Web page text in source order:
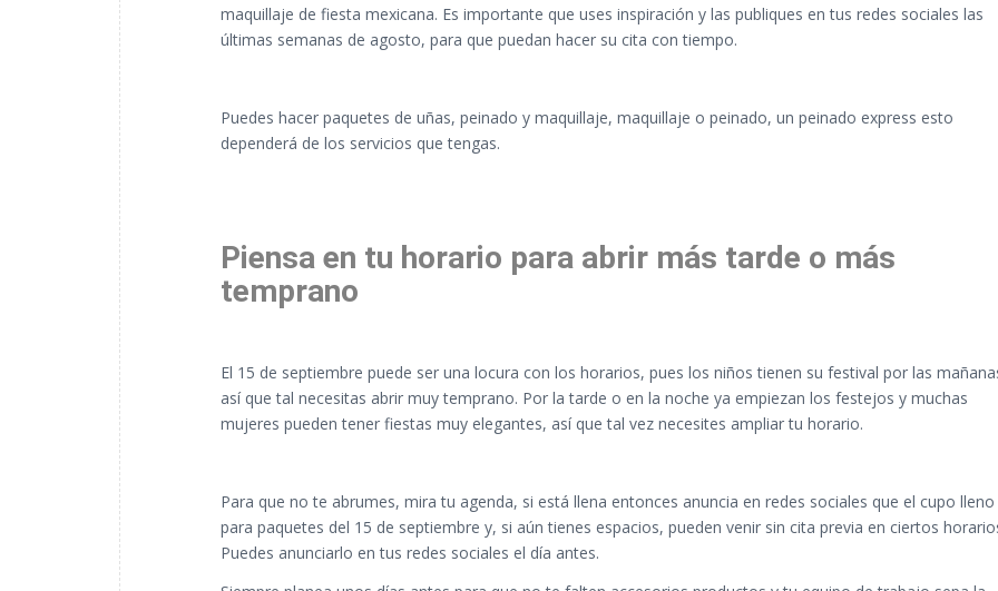
maquillaje de fiesta mexicana. Es importante que uses inspiración y las publiques en tus redes sociales las
últimas semanas de agosto, para que puedan hacer su cita con tiempo.
Puedes hacer paquetes de uñas, peinado y maquillaje, maquillaje o peinado, un peinado express esto
dependerá de los servicios que tengas.
Piensa en tu horario para abrir más tarde o más
temprano
El 15 de septiembre puede ser una locura con los horarios, pues los niños tienen su festival por las
así que tal necesitas abrir muy temprano. Por la tarde o en la noche ya empiezan los festejos y muchas
mujeres pueden tener fiestas muy elegantes, así que tal vez necesites ampliar tu horario.
Para que no te abrumes, mira tu agenda, si está llena entonces anuncia en redes sociales que el cupo lleno
para paquetes del 15 de septiembre y, si aún tienes espacios, pueden venir sin cita previa en ciertos
Puedes anunciarlo en tus redes sociales el día antes.